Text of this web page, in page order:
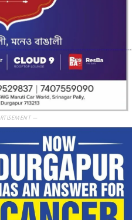
—